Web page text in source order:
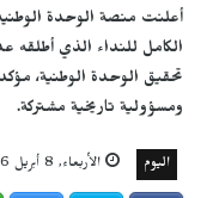
أعلنت منصة الوحدة الوطنية
الكامل للنداء الذي أطلقه
تحقيق الوحدة الوطنية،
ومسؤولية تاريخية مشتركة.
اليوم الأربعاء, 8 أبريل 2026, 14:54